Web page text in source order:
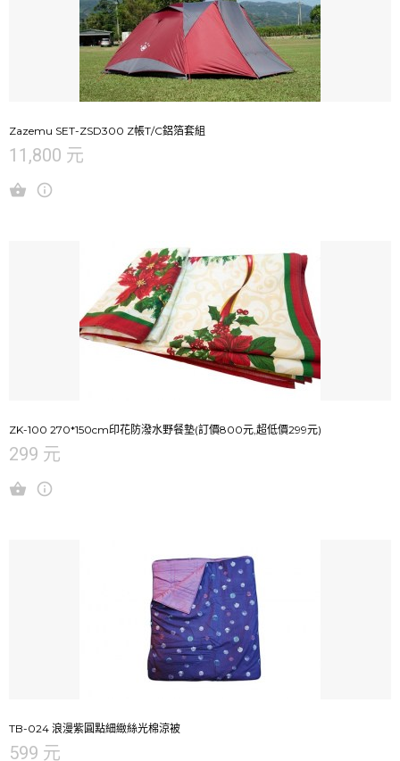
Zazemu SET-ZSD300 Z帳T/C鋁箔套組
11,800 元
ZK-100 270*150cm印花防潑水野餐墊(訂價800元,超低價299元)
299 元
TB-024 浪漫紫圓點細緻絲光棉涼被
599 元